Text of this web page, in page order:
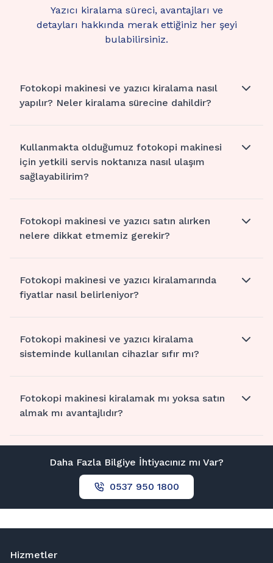
Yazıcı kiralama süreci, avantajları ve
detayları hakkında merak ettiğiniz her şeyi
bulabilirsiniz.
Fotokopi makinesi ve yazıcı kiralama nasıl
yapılır? Neler kiralama sürecine dahildir?
Kullanmakta olduğumuz fotokopi makinesi
için yetkili servis noktanıza nasıl ulaşım
sağlayabilirim?
Fotokopi makinesi ve yazıcı satın alırken
nelere dikkat etmemiz gerekir?
Fotokopi makinesi ve yazıcı kiralamarında
fiyatlar nasıl belirleniyor?
Fotokopi makinesi ve yazıcı kiralama
sisteminde kullanılan cihazlar sıfır mı?
Fotokopi makinesi kiralamak mı yoksa satın
almak mı avantajlıdır?
Daha Fazla Bilgiye İhtiyacınız mı Var?
0537 950 1800
Hizmetler